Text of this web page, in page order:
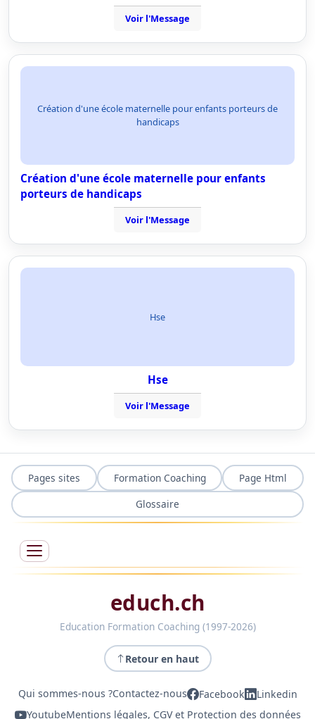
Voir l'Message
Création d'une école maternelle pour enfants porteurs de
handicaps
Création d'une école maternelle pour enfants
porteurs de handicaps
Voir l'Message
Hse
Hse
Voir l'Message
Pages sites Formation Coaching
Page Html
Glossaire
educh.ch
Education Formation Coaching (1997-2026)
Retour en haut
Qui sommes-nous ?Contactez-nous Facebook
Linkedin
YoutubeMentions légales, CGV et Protection des données